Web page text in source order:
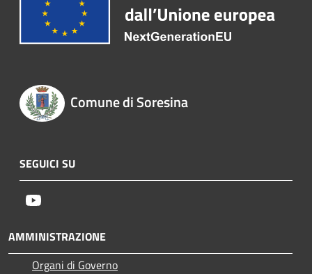
Comune di Soresina
SEGUICI SU
AMMINISTRAZIONE
Organi di Governo